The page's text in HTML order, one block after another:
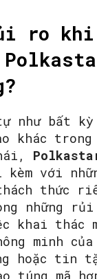
ro
như bất
khác trong
kèm với
thức
những
khai thác
minh
hoặc tin
túng mã